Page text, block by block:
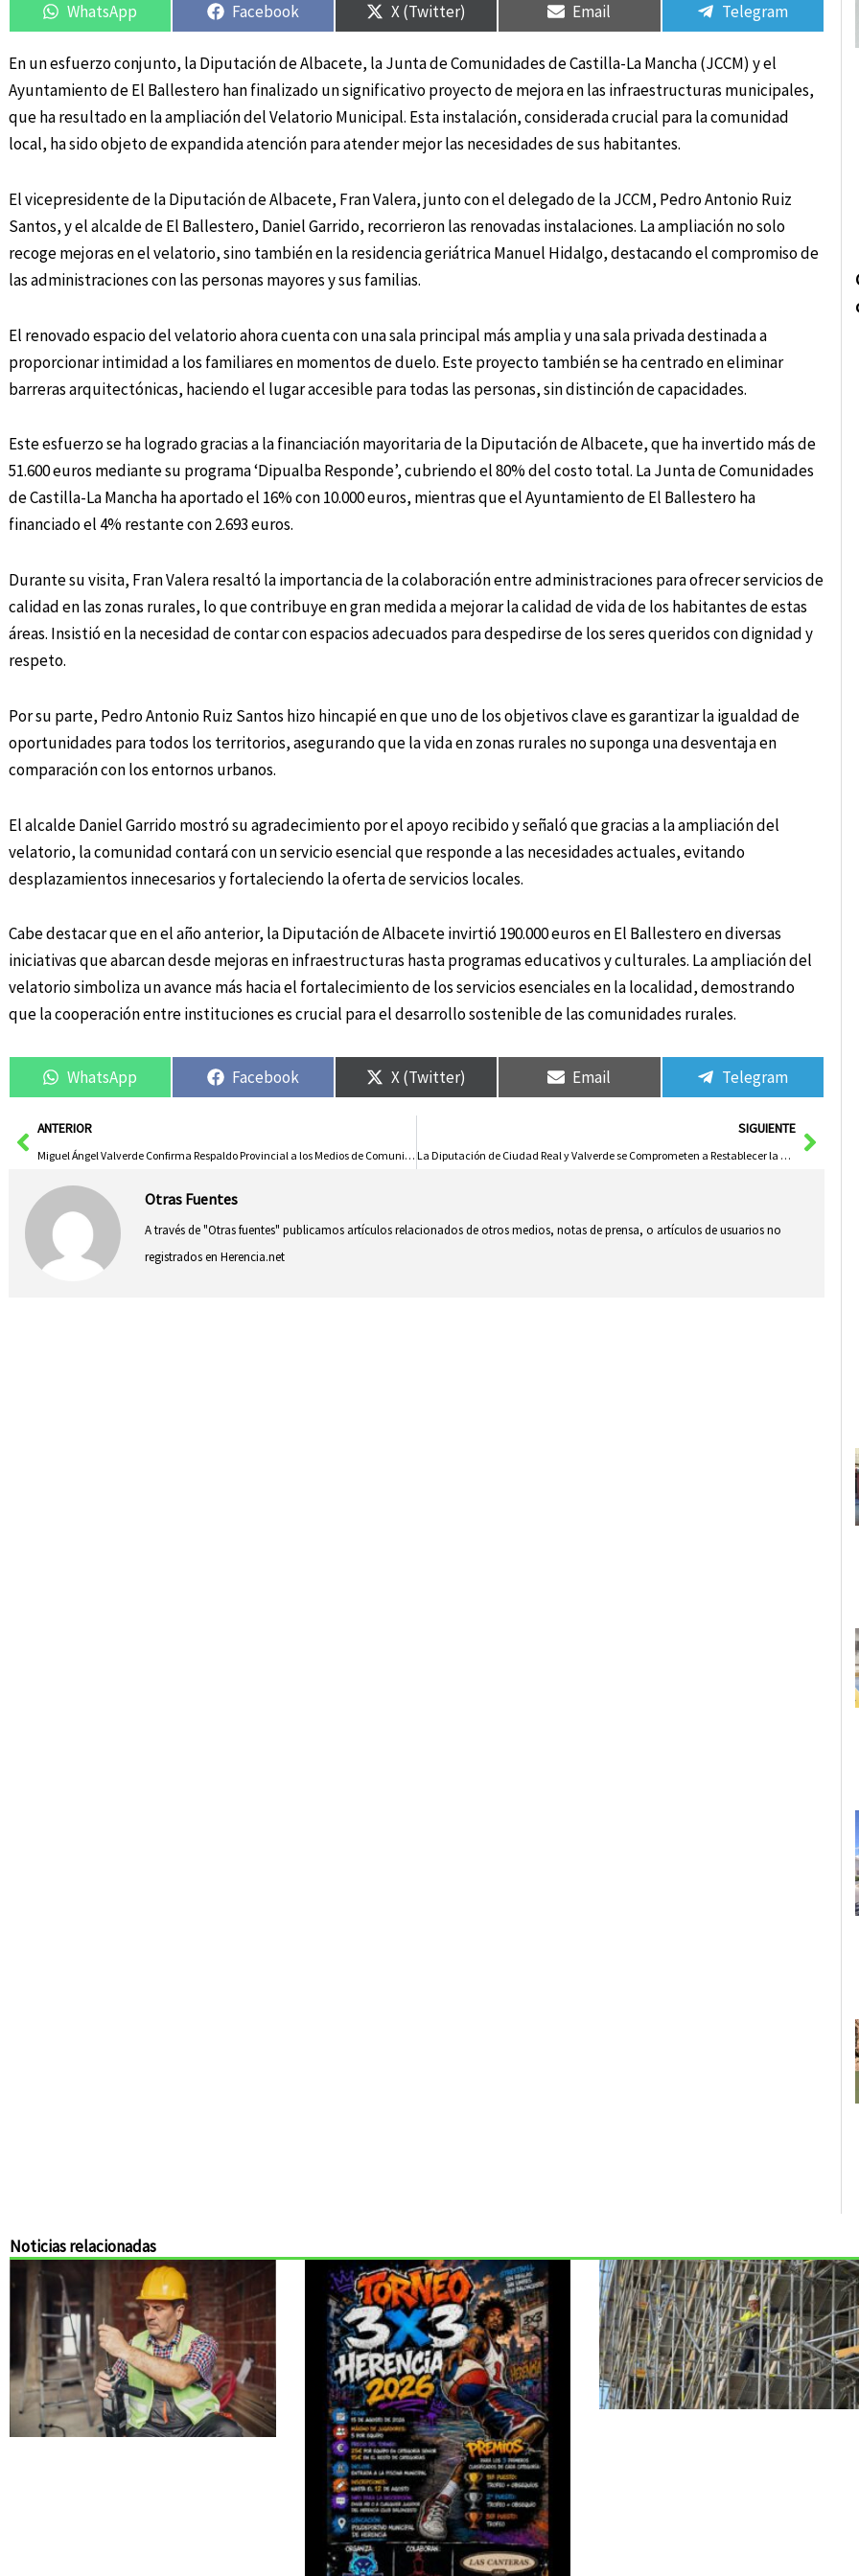
WhatsApp Facebook X (Twitter) Email Telegram
En un esfuerzo conjunto, la Diputación de Albacete, la Junta de Comunidades de Castilla-La Mancha (JCCM) y el
Ayuntamiento de El Ballestero han finalizado un significativo proyecto de mejora en las infraestructuras municipales,
que ha resultado en la ampliación del Velatorio Municipal. Esta instalación, considerada crucial para la comunidad
local, ha sido objeto de expandida atención para atender mejor las necesidades de sus habitantes.
El vicepresidente de la Diputación de Albacete, Fran Valera, junto con el delegado de la JCCM, Pedro Antonio Ruiz
Santos, y el alcalde de El Ballestero, Daniel Garrido, recorrieron las renovadas instalaciones. La ampliación no solo
recoge mejoras en el velatorio, sino también en la residencia geriátrica Manuel Hidalgo, destacando el compromiso de
las administraciones con las personas mayores y sus familias.
El renovado espacio del velatorio ahora cuenta con una sala principal más amplia y una sala privada destinada a
proporcionar intimidad a los familiares en momentos de duelo. Este proyecto también se ha centrado en eliminar
barreras arquitectónicas, haciendo el lugar accesible para todas las personas, sin distinción de capacidades.
Este esfuerzo se ha logrado gracias a la financiación mayoritaria de la Diputación de Albacete, que ha invertido más de
51.600 euros mediante su programa ‘Dipualba Responde’, cubriendo el 80% del costo total. La Junta de Comunidades
de Castilla-La Mancha ha aportado el 16% con 10.000 euros, mientras que el Ayuntamiento de El Ballestero ha
financiado el 4% restante con 2.693 euros.
Durante su visita, Fran Valera resaltó la importancia de la colaboración entre administraciones para ofrecer servicios de
calidad en las zonas rurales, lo que contribuye en gran medida a mejorar la calidad de vida de los habitantes de estas
áreas. Insistió en la necesidad de contar con espacios adecuados para despedirse de los seres queridos con dignidad y
respeto.
Por su parte, Pedro Antonio Ruiz Santos hizo hincapié en que uno de los objetivos clave es garantizar la igualdad de
oportunidades para todos los territorios, asegurando que la vida en zonas rurales no suponga una desventaja en
comparación con los entornos urbanos.
El alcalde Daniel Garrido mostró su agradecimiento por el apoyo recibido y señaló que gracias a la ampliación del
velatorio, la comunidad contará con un servicio esencial que responde a las necesidades actuales, evitando
desplazamientos innecesarios y fortaleciendo la oferta de servicios locales.
Cabe destacar que en el año anterior, la Diputación de Albacete invirtió 190.000 euros en El Ballestero en diversas
iniciativas que abarcan desde mejoras en infraestructuras hasta programas educativos y culturales. La ampliación del
velatorio simboliza un avance más hacia el fortalecimiento de los servicios esenciales en la localidad, demostrando
que la cooperación entre instituciones es crucial para el desarrollo sostenible de las comunidades rurales.
WhatsApp Facebook X (Twitter) Email Telegram
AntANTERIOR
Miguel Ángel Valverde Confirma Respaldo Provincial a los Medios de Comunicación
SIGUIENTE
La Diputación de Ciudad Real y Valverde se Comprometen a Restablecer la Normalidad en El Robledo tras la Crecida del Río Bullaque
Otras Fuentes
A través de "Otras fuentes" publicamos artículos relacionados de otros medios, notas de prensa, o artículos de usuarios no
registrados en Herencia.net
Noticias relacionadas